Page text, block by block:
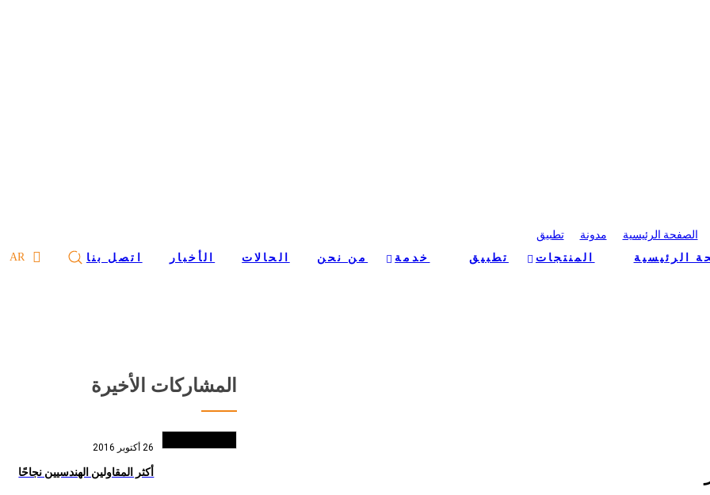
الرئيسية المنتجات تطبيق خدمة من نحن الحالات الأخبار اتصل بنا AR
الصفحة الرئيسية مدونة >تطبيق
المشاركات الأخيرة
26 أكتوبر 2016
أكثر المقاولين الهندسيين نجاحًا